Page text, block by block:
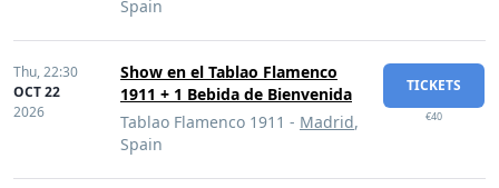
Spain
Thu,22:30
OCT 22
2026
Show en el Tablao Flamenco
1911 + 1 Bebida de Bienvenida
Tablao Flamenco 1911 - Madrid,
Spain
TICKETS
€40